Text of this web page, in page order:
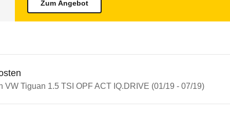
Zum Angebot
VW Tiguan 1.5 TSI OPF ACT IQ.DRIVE (01/19 - 07/19)